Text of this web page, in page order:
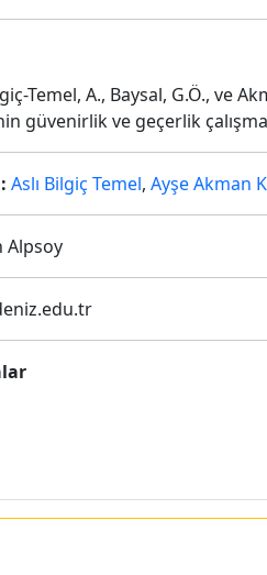
Temel, A., Baysal, G.Ö., ve
güvenirlik ve geçerlik
Aslı Bilgiç Temel, Ayşe Akman
Alpsoy